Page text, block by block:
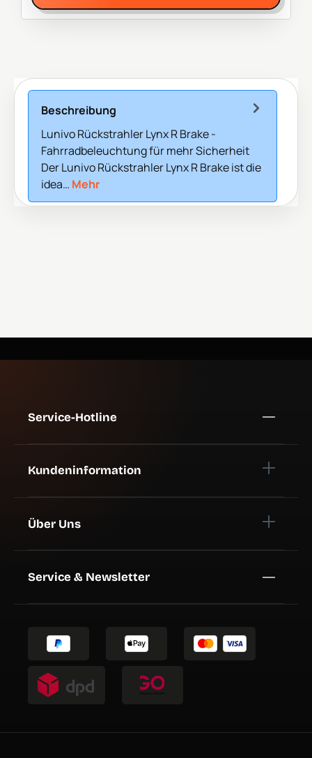
Beschreibung
Lunivo Rückstrahler Lynx R Brake -
Fahrradbeleuchtung für mehr Sicherheit
Der Lunivo Rückstrahler Lynx R Brake ist die
idea… Mehr
Service-Hotline
Kundeninformation
Über Uns
Service & Newsletter